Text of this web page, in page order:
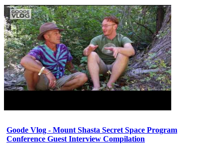
Goode Vlog - Mount Shasta Secret Space Program
Conference Guest Interview Compilation